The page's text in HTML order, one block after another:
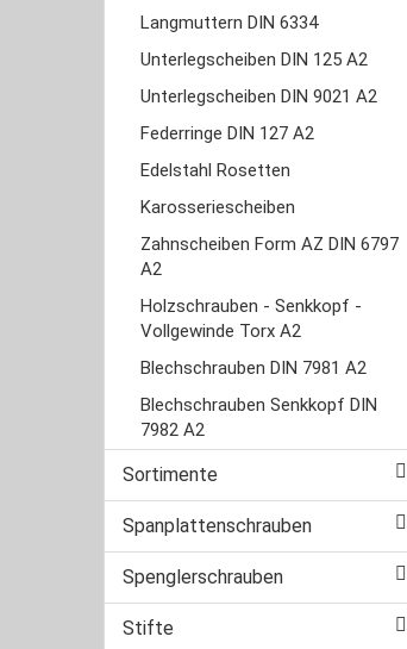
Langmuttern DIN 6334
Unterlegscheiben DIN 125 A2
Unterlegscheiben DIN 9021 A2
Federringe DIN 127 A2
Edelstahl Rosetten
Karosseriescheiben
Zahnscheiben Form AZ DIN 6797
A2
Holzschrauben - Senkkopf -
Vollgewinde Torx A2
Blechschrauben DIN 7981 A2
Blechschrauben Senkkopf DIN
7982 A2
Sortimente
Spanplattenschrauben
Spenglerschrauben
Stifte